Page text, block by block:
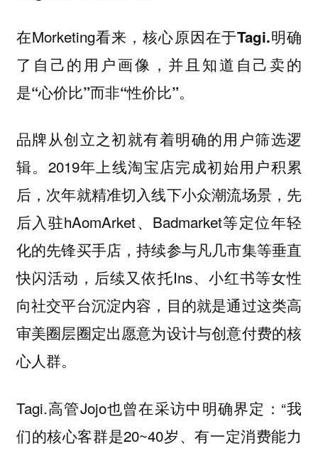
在Morketing看来，核心原因在于Tagi.明确
了自己的用户画像，并且知道自己卖的
是“心价比”而非“性价比”。
品牌从创立之初就有着明确的用户筛选逻
辑。2019年上线淘宝店完成初始用户积累
后，次年就精准切入线下小众潮流场景，先
后入驻hAomArket、Badmarket等定位年轻
化的先锋买手店，持续参与凡几市集等垂直
快闪活动，后续又依托Ins、小红书等女性
向社交平台沉淀内容， 目的就是通过这类高
审美圈层圈定出愿意为设计与创意付费的核
心人群。
Tagi.高管Jojo也曾在采访中明确界定：“我
们的核心客群是20~40岁、有一定消费能力